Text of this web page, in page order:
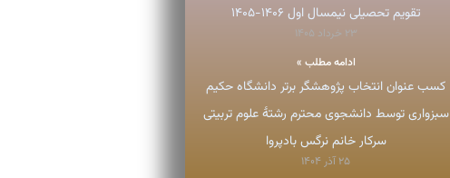
تقویم تحصیلی نیمسال اول ۱۴۰۶-۱۴۰۵
۲۳ خرداد ۱۴۰۵
ادامه مطلب »
کسب عنوان انتخاب پژوهشگر برتر دانشگاه حکیم
سبزواری توسط دانشجوی محترم رشتۀ علوم تربیتی
سرکار خانم نرگس بادپروا
۲۵ آذر ۱۴۰۴